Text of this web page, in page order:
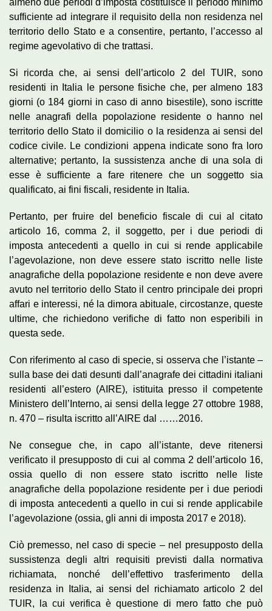
sufficiente ad integrare il requisito della non residenza nel
territorio dello Stato e a consentire, pertanto, l’accesso al
regime agevolativo di che trattasi.
Si ricorda che, ai sensi dell’articolo 2 del TUIR, sono
residenti in Italia le persone fisiche che, per almeno 183
giorni (o 184 giorni in caso di anno bisestile), sono iscritte
nelle anagrafi della popolazione residente o hanno nel
territorio dello Stato il domicilio o la residenza ai sensi del
codice civile. Le condizioni appena indicate sono fra loro
alternative; pertanto, la sussistenza anche di una sola di
esse è sufficiente a fare ritenere che un soggetto sia
qualificato, ai fini fiscali, residente in Italia.
Pertanto, per fruire del beneficio fiscale di cui al citato
articolo 16, comma 2, il soggetto, per i due periodi di
imposta antecedenti a quello in cui si rende applicabile
l’agevolazione, non deve essere stato iscritto nelle liste
anagrafiche della popolazione residente e non deve avere
avuto nel territorio dello Stato il centro principale dei propri
affari e interessi, né la dimora abituale, circostanze, queste
ultime, che richiedono verifiche di fatto non esperibili in
questa sede.
Con riferimento al caso di specie, si osserva che l’istante –
sulla base dei dati desunti dall’anagrafe dei cittadini italiani
residenti all’estero (AIRE), istituita presso il competente
Ministero dell’Interno, ai sensi della legge 27 ottobre 1988,
n. 470 – risulta iscritto all’AIRE dal ……2016.
Ne consegue che, in capo all’istante, deve ritenersi
verificato il presupposto di cui al comma 2 dell’articolo 16,
ossia quello di non essere stato iscritto nelle liste
anagrafiche della popolazione residente per i due periodi
di imposta antecedenti a quello in cui si rende applicabile
l’agevolazione (ossia, gli anni di imposta 2017 e 2018).
Ciò premesso, nel caso di specie – nel presupposto della
sussistenza degli altri requisiti previsti dalla normativa
richiamata, nonché dell’effettivo trasferimento della
residenza in Italia, ai sensi del richiamato articolo 2 del
TUIR, la cui verifica è questione di mero fatto che può